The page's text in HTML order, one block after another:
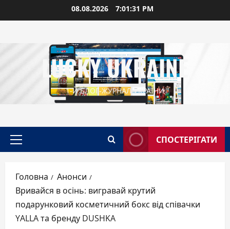
до
08.08.2026 7:01:32 PM
LUCKY UKRAINE
1-Й БЛОГ-ЖУРНАЛ УКРАЇНИ
Головне
СПОСТЕРІГАТИ
Головна
Анонси
Вривайся в осінь: вигравай крутий
подарунковий косметичний бокс від співачки
YALLA та бренду DUSHKA